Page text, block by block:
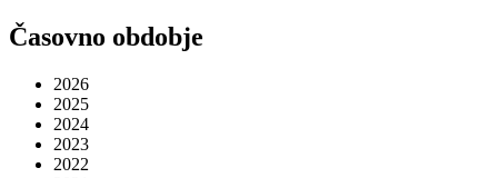
Časovno obdobje
2026
2025
2024
2023
2022